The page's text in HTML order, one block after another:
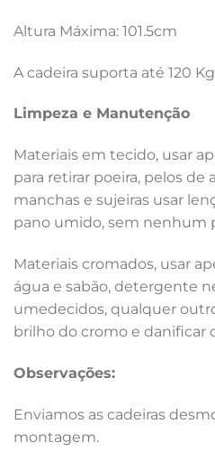
Altura Máxima: 101.5cm
A cadeira suporta até 120
Limpeza e Manutenção
Materiais em tecido, usar
para retirar poeira, pelos de
manchas e sujeiras usar
pano umido, sem nenhum
Materiais cromados, usar
água e sabão, detergente
umedecidos, qualquer
brilho do cromo e danificar
Observações:
Enviamos as cadeiras
montagem.